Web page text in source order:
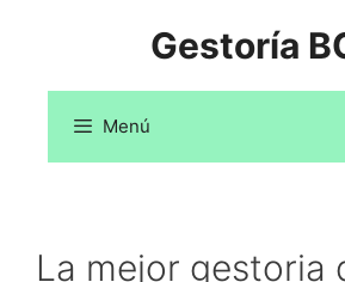
Gestoría
Menú
La mejor gestoria